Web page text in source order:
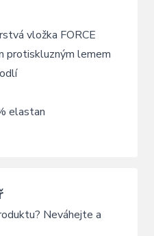
vložka FORCE
protiskluzným lemem
elastan
Neváhejte a